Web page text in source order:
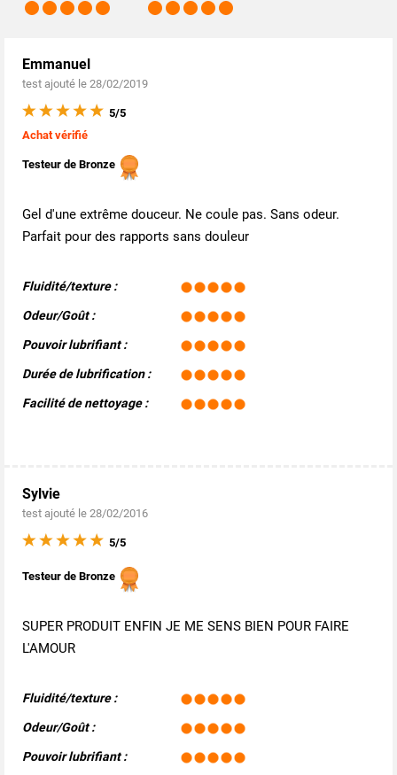
Emmanuel
test ajouté le 28/02/2019
5/5
Achat vérifié
Testeur de Bronze
Gel d'une extrême douceur. Ne coule pas. Sans odeur.
Parfait pour des rapports sans douleur
Fluidité/texture :
Odeur/Goût :
Pouvoir lubrifiant :
Durée de lubrification :
Facilité de nettoyage :
Sylvie
test ajouté le 28/02/2016
5/5
Testeur de Bronze
SUPER PRODUIT ENFIN JE ME SENS BIEN POUR FAIRE
L'AMOUR
Fluidité/texture :
Odeur/Goût :
Pouvoir lubrifiant :